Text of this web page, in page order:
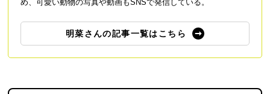
め、可愛い動物の写真や動画もSNSで発信している。
明菜さんの記事一覧はこちら